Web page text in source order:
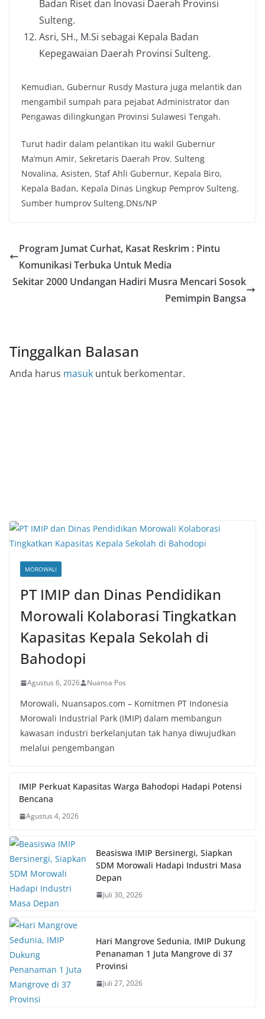
Badan Riset dan Inovasi Daerah Provinsi
Sulteng.
Asri, SH., M.Si sebagai Kepala Badan
Kepegawaian Daerah Provinsi Sulteng.
Kemudian, Gubernur Rusdy Mastura juga melantik dan
mengambil sumpah para pejabat Administrator dan
Pengawas dilingkungan Provinsi Sulawesi Tengah.
Turut hadir dalam pelantikan itu wakil Gubernur
Ma’mun Amir, Sekretaris Daerah Prov. Sulteng
Novalina, Asisten, Staf Ahli Gubernur, Kepala Biro,
Kepala Badan, Kepala Dinas Lingkup Pemprov Sulteng.
Sumber humprov Sulteng.DNs/NP
Program Jumat Curhat, Kasat Reskrim : Pintu
Komunikasi Terbuka Untuk Media
Sekitar 2000 Undangan Hadiri Musra Mencari Sosok
Pemimpin Bangsa
Tinggalkan Balasan
Anda harus masuk untuk berkomentar.
MOROWALI
PT IMIP dan Dinas Pendidikan
Morowali Kolaborasi Tingkatkan
Kapasitas Kepala Sekolah di
Bahodopi
Agustus 6, 2026 Nuansa Pos
Morowali, Nuansapos.com – Komitmen PT Indonesia
Morowali Industrial Park (IMIP) dalam membangun
kawasan industri berkelanjutan tak hanya diwujudkan
melalui pengembangan
IMIP Perkuat Kapasitas Warga Bahodopi Hadapi Potensi
Bencana
Agustus 4, 2026
Beasiswa IMIP Bersinergi, Siapkan
SDM Morowali Hadapi Industri Masa
Depan
Juli 30, 2026
Hari Mangrove Sedunia, IMIP Dukung
Penanaman 1 Juta Mangrove di 37
Provinsi
Juli 27, 2026